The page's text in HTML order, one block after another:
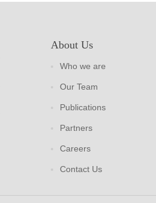
About Us
Who we are
Our Team
Publications
Partners
Careers
Contact Us